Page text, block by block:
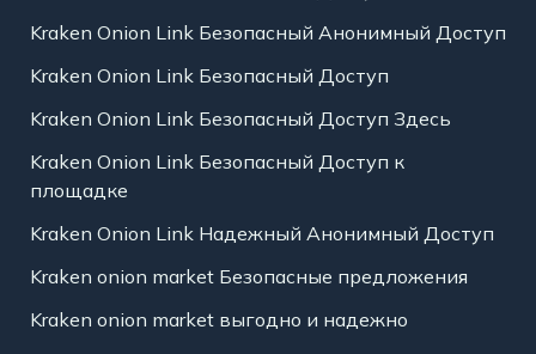
Kraken Onion Link Безопасный Анонимный Доступ
Kraken Onion Link Безопасный Доступ
Kraken Onion Link Безопасный Доступ Здесь
Kraken Onion Link Безопасный Доступ к
площадке
Kraken Onion Link Надежный Анонимный Доступ
Kraken onion market Безопасные предложения
Kraken onion market выгодно и надежно